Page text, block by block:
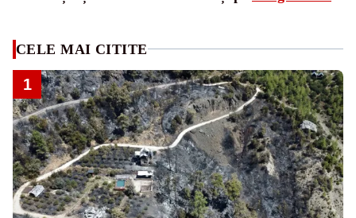
CELE MAI CITITE
1